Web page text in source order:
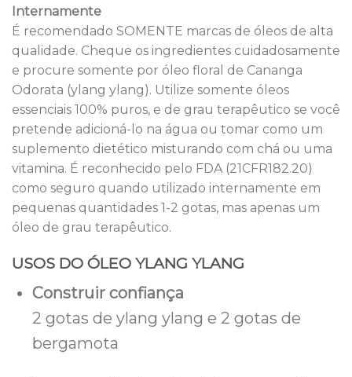
Internamente
É recomendado SOMENTE marcas de óleos de alta
qualidade. Cheque os ingredientes cuidadosamente
e procure somente por óleo floral de Cananga
Odorata (ylang ylang). Utilize somente óleos
essenciais 100% puros, e de grau terapêutico se você
pretende adicioná-lo na água ou tomar como um
suplemento dietético misturando com chá ou uma
vitamina. É reconhecido pelo FDA (21CFR182.20)
como seguro quando utilizado internamente em
pequenas quantidades 1-2 gotas, mas apenas um
óleo de grau terapêutico.
USOS DO ÓLEO YLANG YLANG
Construir confiança
2 gotas de ylang ylang e 2 gotas de
bergamota